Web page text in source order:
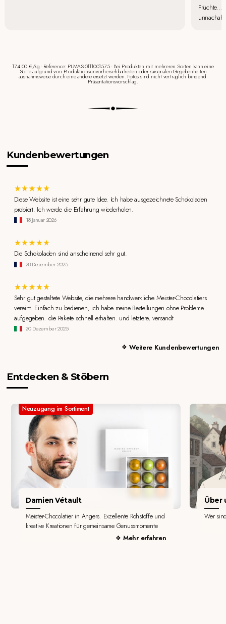
174.00 €/kg - Reference: PLMAS-0111001575 - Bei Produkten mit mehreren Sorten kann eine
Sorte aufgrund von Produktionsunvorhersehbarkeiten oder saisonalen Gegebenheiten
ausnahmsweise durch eine andere ersetzt werden. Fotos sind nicht vertraglich bindend.
Präsentationsvorschlag.
Kundenbewertungen
Diese Website ist eine sehr gute Idee. Ich habe ausgezeichnete Schokoladen
probiert. Ich werde die Erfahrung wiederholen.
18 Januar 2026
Die Schokoladen sind anscheinend sehr gut.
28 Dezember 2025
Sehr gut gestaltete Website, die mehrere handwerkliche Meister-Chocolatiers
vereint. Einfach zu bedienen, ich habe meine Bestellungen ohne Probleme
aufgegeben. die Pakete schnell erhalten. und letztere, versandt
20 Dezember 2025
Weitere Kundenbewertungen
Entdecken & Stöbern
Neuzugang im Sortiment
Damien Vétault
Meister-Chocolatier in Angers. Exzellente Rohstoffe und
kreative Kreationen für gemeinsame Genussmomente
Mehr erfahren
Über
Wer